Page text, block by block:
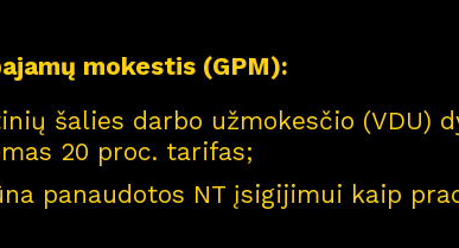
mokestis (GPM):
šalies darbo užmokesčio (VDU)
20 proc. tarifas;
panaudotos NT įsigijimui kaip